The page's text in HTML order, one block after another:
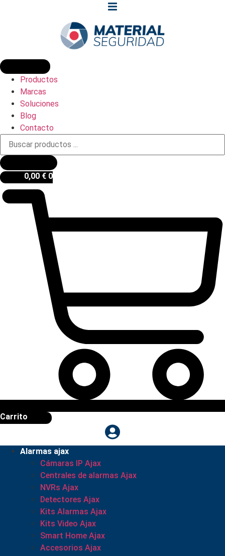
Productos
Marcas
Soluciones
Blog
Contacto
Búsqueda
productos
0,00 € 0
Carrito
Alarmas ajax
Cámaras IP Ajax
Centrales de alarmas Ajax
NVRs Ajax
Detectores Ajax
Kits Alarmas Ajax
Kits Video Ajax
Smart Home Ajax
Accesorios Ajax